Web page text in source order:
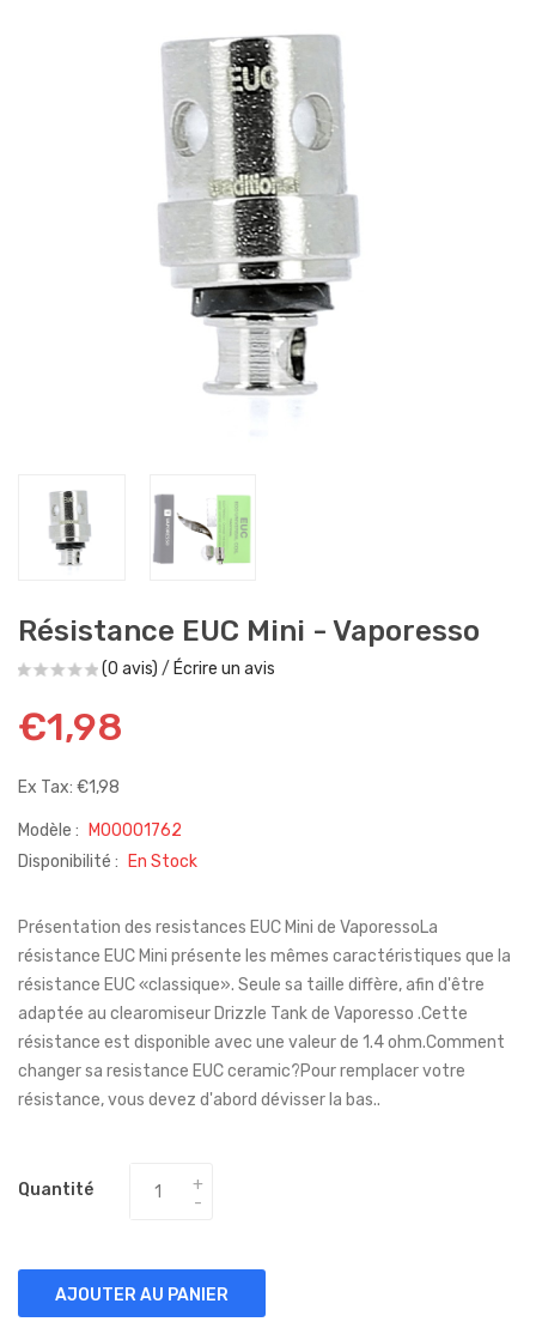
Résistance EUC Mini - Vaporesso
(0 avis) / Écrire un avis
€1,98
Ex Tax: €1,98
Modèle :
M00001762
Disponibilité :
En Stock
Présentation des resistances EUC Mini de VaporessoLa
résistance EUC Mini présente les mêmes caractéristiques que la
résistance EUC «classique». Seule sa taille diffère, afin d'être
adaptée au clearomiseur Drizzle Tank de Vaporesso .Cette
résistance est disponible avec une valeur de 1.4 ohm.Comment
changer sa resistance EUC ceramic?Pour remplacer votre
résistance, vous devez d'abord dévisser la bas..
Quantité
AJOUTER AU PANIER